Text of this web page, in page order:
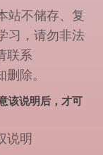
站不储存、复
习，请勿非法
联系
除。
该说明后，才可
说明